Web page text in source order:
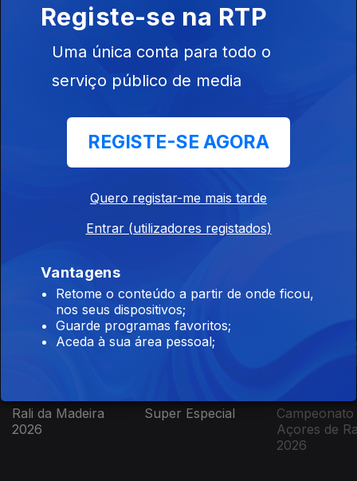
Ep. 1
Este conteúdo faz parte de Rally
Rali da Madeira
2026
Super Especial
Açores de
2026
Registe-se na RTP
Uma única conta para todo o
serviço público de media
REGISTE-SE AGORA
Quero registar-me mais tarde
Entrar (utilizadores registados)
Vantagens
Retome o conteúdo a partir de onde ficou,
nos seus dispositivos;
Guarde programas favoritos;
Aceda à sua área pessoal;